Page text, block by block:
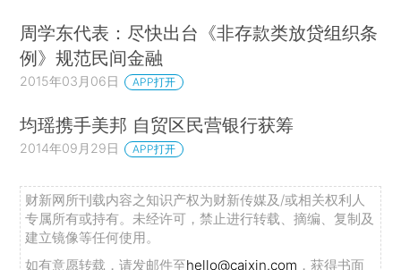
周学东代表：尽快出台《非存款类放贷组织条
例》规范民间金融
2015年03月06日 APP打开
均瑶携手美邦 自贸区民营银行获筹
2014年09月29日 APP打开
财新网所刊载内容之知识产权为财新传媒及/或相关权利人
专属所有或持有。未经许可，禁止进行转载、摘编、复制及
建立镜像等任何使用。
如有意愿转载，请发邮件至hello@caixin.com ，获得书面